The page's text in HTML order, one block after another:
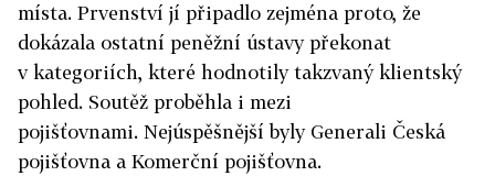
místa. Prvenství jí připadlo zejména proto, že
dokázala ostatní peněžní ústavy překonat
v kategoriích, které hodnotily takzvaný klientský
pohled. Soutěž proběhla i mezi
pojišťovnami. Nejúspěšnější byly Generali Česká
pojišťovna a Komerční pojišťovna.